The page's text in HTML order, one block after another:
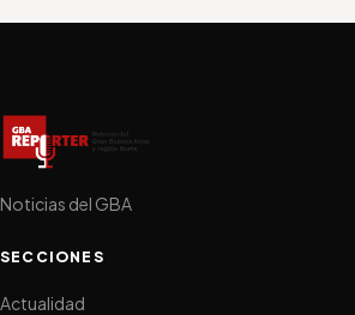
Noticias del GBA
SECCIONES
Actualidad